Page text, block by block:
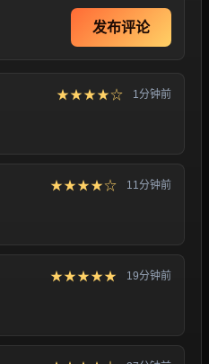
发布评论
★★★★☆ 1分钟前
★★★★☆ 11分钟前
★★★★★ 19分钟前